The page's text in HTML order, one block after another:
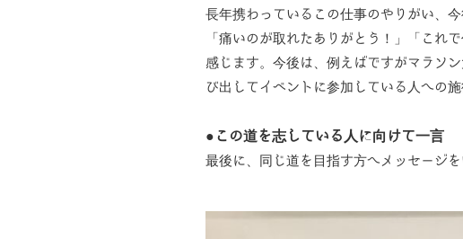
長年携わっているこの仕事のやりがい、
「痛いのが取れたありがとう！」「これ
感じます。今後は、例えばですがマラソ
び出してイベントに参加している人への
●この道を志している人に向けて一言
最後に、同じ道を目指す方へメッセージを